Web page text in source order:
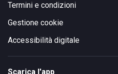
Termini e condizioni
Gestione cookie
Accessibilità digitale
Scarica l'app